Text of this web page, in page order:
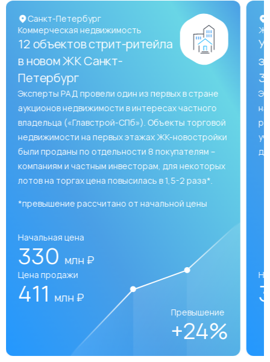
Санкт-Петербург
Коммерческая недвижимость
12 объектов стрит-ритейла
в новом ЖК Санкт-
Петербург
Эксперты РАД провели один из первых в стране
аукционов недвижимости в интересах частного
владельца («Главстрой-СПб»). Объекты торговой
недвижимости на первых этажах ЖК-новостройки
были проданы по отдельности 8 покупателям –
компаниям и частным инвесторам, для некоторых
лотов на торгах цена повысилась в 1,5-2 раза*.
*превышение рассчитано от начальной цены
Начальная цена
330 млн ₽
Цена продажи
411 млн ₽
Превышение
+24%